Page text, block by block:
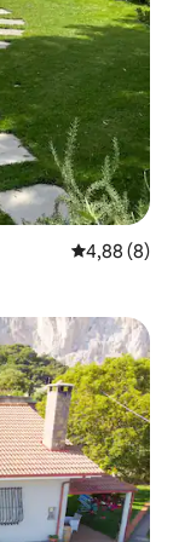
4,88 av 5 i
4,88 (8)